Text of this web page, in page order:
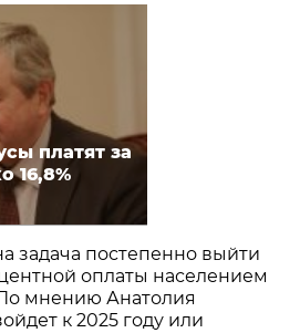
платят за
16,8%
задача постепенно выйти
оплаты населением
мнению Анатолия
к 2025 году или